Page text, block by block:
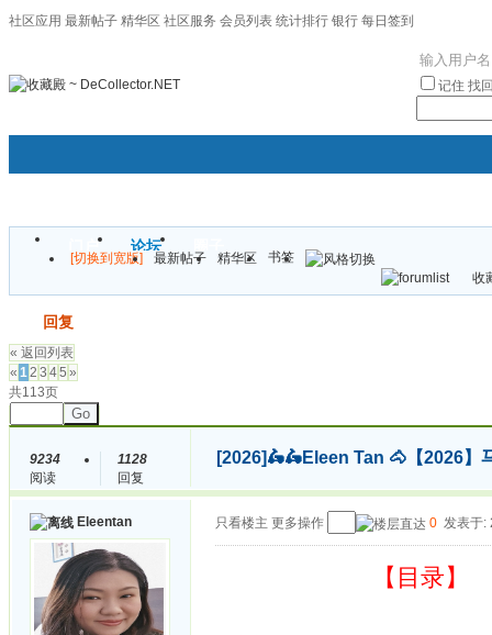
社区应用 最新帖子 精华区 社区服务 会员列表 统计排行 银行 每日签到
记住 找
门户 论坛
[切换到宽版] 最新帖子 精华区
书签
收
回复
« 返回列表
« 12 3 45 »
共113页
Go
9234
阅读
1128
回复
[2026]🛵🛵Eleen Tan 🐴【2026】
Eleentan 只看楼主 更多操作 0 发表于:
【目录】